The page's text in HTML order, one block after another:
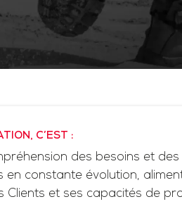
C’EST :
des besoins et
en constante évolution,
Clients et ses capacités de